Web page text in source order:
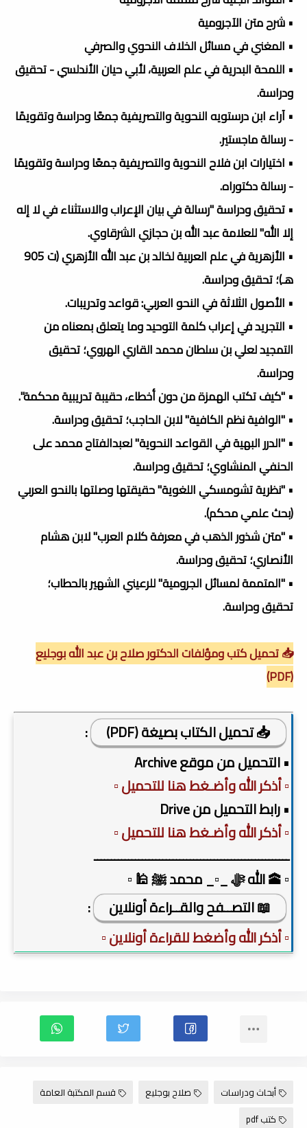
• شرح متن الآجرومية
• المغني في مسائل الخلاف النحوي والصرفي
• اللمحة البدرية في علم العربية، لأبي حيان الأندلسي - تحقيق
ودراسة.
• آراء ابن درستويه النحوية والتصريفية جمعًا ودراسة وتقويمًا
- رسالة ماجستير.
• اختيارات ابن فلاح النحوية والتصريفية جمعًا ودراسة وتقويمًا
- رسالة دكتوراه.
• تحقيق ودراسة "رسالة في بيان الإعراب والاستثناء في لا إله
إلا الله" للعلامة عبد الله بن حجازي الشرقاوي.
• الأزهرية في علم العربية لخالد بن عبد الله الأزهري (ت 905
هـ)؛ تحقيق ودراسة.
• الأصول الثلاثة في النحو العربي: قواعد وتدريبات.
• التجريد في إعراب كلمة التوحيد وما يتعلق بمعناه من
التمجيد لعلي بن سلطان محمد القاري الهروي؛ تحقيق
ودراسة.
• "كيف تكتب الهمزة من دون أخطاء، حقيبة تدريبية محكمة".
• "الوافية نظم الكافية" لابن الحاجب؛ تحقيق ودراسة.
• "الدرر البهية في القواعد النحوية" لعبدالفتاح محمد على
الحنفي المنشاوي؛ تحقيق ودراسة.
• "نظرية تشومسكي اللغوية" حقيقتها وصلتها بالنحو العربي
(بحث علمي محكم).
• "متن شذور الذهب في معرفة كلام العرب" لابن هشام
الأنصاري؛ تحقيق ودراسة.
• "المتممة لمسائل الجرومية" للرعيني الشهير بالحطاب؛
تحقيق ودراسة.
📥 تحميل كتب ومؤلفات الدكتور صلاح بن عبد الله بوجليع
(PDF)
📥 تحميل الكتاب بصيغة (PDF)
:
• التحميل من موقع Archive
▫️ أذكر الله وأضـغط هنا للتحميل ▫️
• رابط التحميل من Drive
▫️ أذكر الله وأضـغط هنا للتحميل ▫️
ـــــــــــــــــــــــــــــــــــــــــــــــــــــــــ
▫️ 🕋 الله ﷻ _▫️_ محمد ﷺ 🕌 ▫️
📖 التصــفح والقــراءة أونلاين
:
▫️ أذكر الله وأضغط للقراءة أونلاين ▫️
أبحاث ودراسات صلاح بوجليع
قسم المكتبة العامة
كتب pdf